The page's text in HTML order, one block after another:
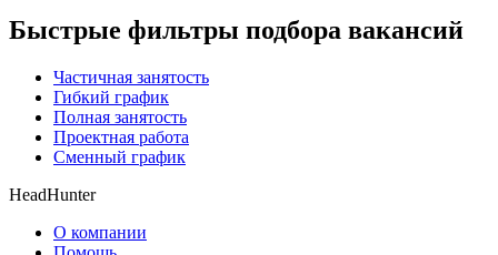
Быстрые фильтры подбора вакансий
Частичная занятость
Гибкий график
Полная занятость
Проектная работа
Сменный график
HeadHunter
О компании